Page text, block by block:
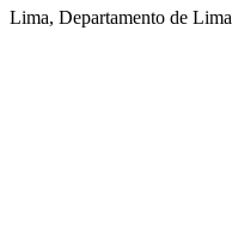
Lima, Departamento de Lima